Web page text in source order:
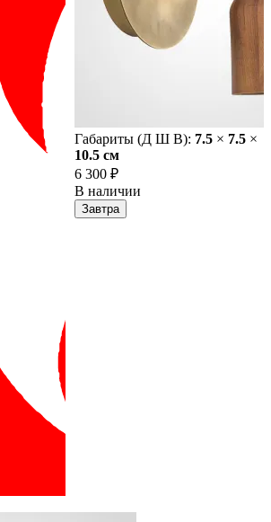
Габариты (Д Ш В): 7.5 × 7.5 ×
10.5 cм
6 300 ₽
В наличии
Завтра